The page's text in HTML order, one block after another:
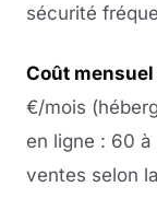
sécurité
Coût
€/mois
en ligne : 60 à
ventes selon